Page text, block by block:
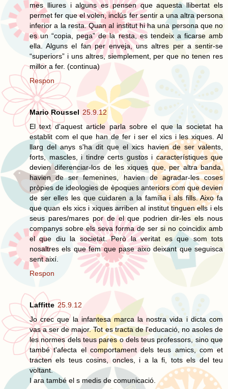
mes lliures i alguns es pensen que aquesta llibertat els
permet fer que el volen, inclús fer sentir a una altra persona
inferior a la resta. Quan al institut hi ha una persona que no
es un “copia, pega” de la resta, es tendeix a ficarse amb
ella. Alguns el fan per enveja, uns altres per a sentir-se
“superiors” i uns altres, siemplement, per que no tenen res
millor a fer. (continua)
Respon
Mario Roussel 25.9.12
El text d'aquest article parla sobre el que la societat ha
establit com el que han de fer i ser el xics i les xiques. Al
llarg del anys s'ha dit que el xics havien de ser valents,
forts, mascles, i tindre certs gustos i característiques que
devien diferenciar-los de les xiques que, per altra banda,
havien de ser femenines, havien de agradar-les coses
pròpies de ideologies de èpoques anteriors com que devien
de ser elles les que cuidaren a la família i als fills. Aixo fa
que quan els xics i xiques arriben al institut tinguen ells i els
seus pares/mares por de el que podrien dir-les els nous
companys sobre els seva forma de ser si no coincidix amb
el que diu la societat. Però la veritat es que som tots
nosaltres els que fem que pase aixo deixant que seguisca
sent així.
Respon
Laffitte 25.9.12
Jo crec que la infantesa marca la nostra vida i dicta com
vas a ser de major. Tot es tracta de l'educació, no asoles de
les normes dels teus pares o dels teus professors, sino que
també t'afecta el comportament dels teus amics, com et
tracten els teus cosins, oncles, i a la fi, tots els del teu
voltant.
I ara també el s medis de comunicació.